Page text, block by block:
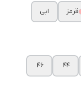
قرمز ابی
۴۴ ۴۶